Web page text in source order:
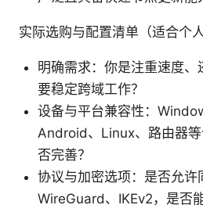
实际选购与配置清单（适合个
明确需求：你是注重速度
要稳定跨域工作？
设备与平台兼容性：
Android、Linux、路由器
否完善？
协议与加密选项：是否允许
WireGuard、IKEv2，是否